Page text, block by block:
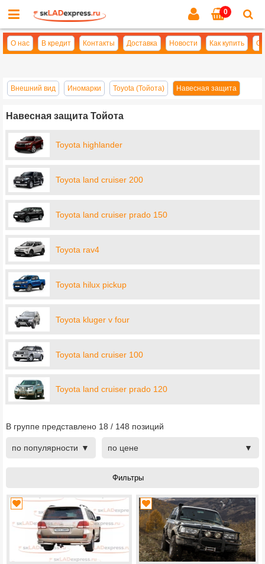
0
О нас В кредит Контакты Доставка Новости Как купить
Внешний вид Иномарки Toyota (Тойота) Навесная защита
Навесная защита Тойота
Toyota highlander
Toyota land cruiser 200
Toyota land cruiser prado 150
Toyota rav4
Toyota hilux pickup
Toyota kluger v four
Toyota land cruiser 100
Toyota land cruiser prado 120
В группе представлено 18 / 148 позиций
по популярности по цене